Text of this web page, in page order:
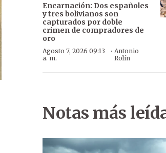
Encarnación: Dos españoles
y tres bolivianos son
capturados por doble
crimen de compradores de
oro
Agosto 7, 2026 09:13
a. m.
·Antonio
Rolín
Notas más